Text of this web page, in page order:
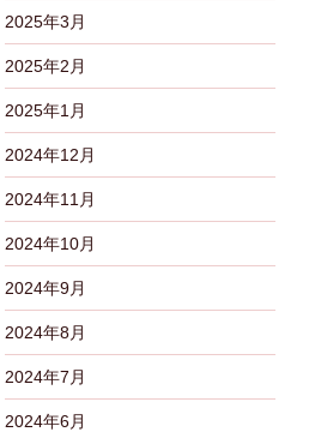
2025年3月
2025年2月
2025年1月
2024年12月
2024年11月
2024年10月
2024年9月
2024年8月
2024年7月
2024年6月